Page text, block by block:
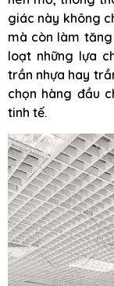
giác này không
mà còn làm
loạt những lựa
trần nhựa hay
chọn hàng đầu
tinh tế.